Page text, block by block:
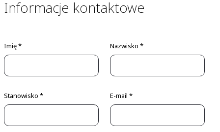
Informacje kontaktowe
Imię * Nazwisko *
Stanowisko * E-mail *